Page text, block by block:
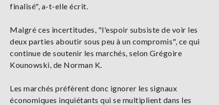
finalisé", a-t-elle écrit.
Malgré ces incertitudes, "l'espoir subsiste de voir les
deux parties aboutir sous peu à un compromis", ce qui
continue de soutenir les marchés, selon Grégoire
Kounowski, de Norman K.
Les marchés préfèrent donc ignorer les signaux
économiques inquiétants qui se multiplient dans les